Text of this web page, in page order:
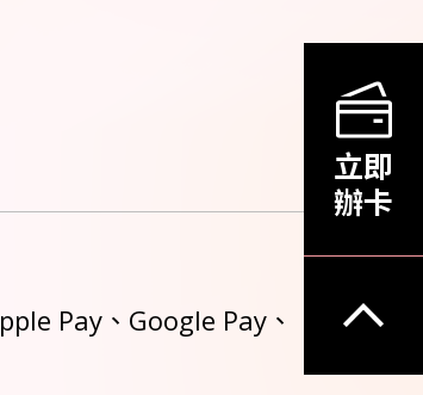
Pay、Google Pay、
立即
辦卡